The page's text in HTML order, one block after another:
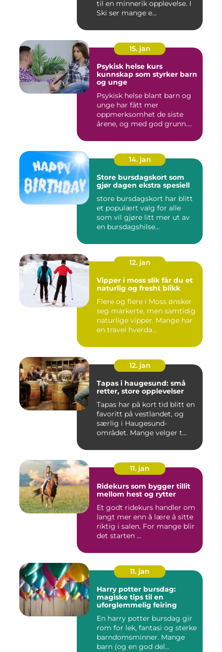
til en minnerik opplevelse. I
Ski ser mange e...
15. jan
Psykisk helse kurs
kunnskap som styrker barn
og unge
Psykisk helse blant barn og
unge har fått mer
oppmerksomhet de siste
årene, og med god grunn.
14. jan
Store bursdagskort som
gjør dagen ekstra spesiell
store bursdagskort har blitt
et populært valg for alle
som vil gjøre litt mer ut av
en bursdagshilse...
12. jan
Vipper i moss slik får du et
naturlig og fresht blikk
Flere og flere i Moss ønsker
seg markerte, men samtidig
naturlige vipper. Mange har
en travel hverda...
12. jan
Tapas i haugesund: små
retter, store opplevelser
Tapas har på kort tid blitt en
favoritt på vestlandet, og
særlig i Haugesund-
området. Mange velger t...
11. jan
Ridekurs som bygger tillit
mellom hest og rytter
Et godt ridekurs handler om
langt mer enn å lære å sitte
riktig i salen. For mange blir
det starten ...
11. jan
Harry potter bursdag:
magiske tips til en
uforglemmelig feiring
En harry potter bursdag gir
rom for lek, fantasi og sterke
barndomsminner. Mange
barn (og en god del...